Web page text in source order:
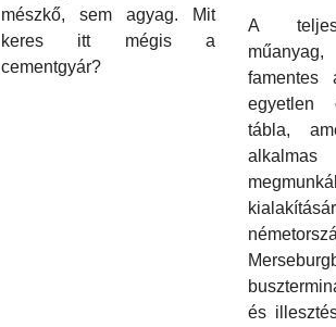
mészkő, sem agyag. Mit
keres itt mégis a
cementgyár?
A teljes
famentes
egyetlen
tábla,
és